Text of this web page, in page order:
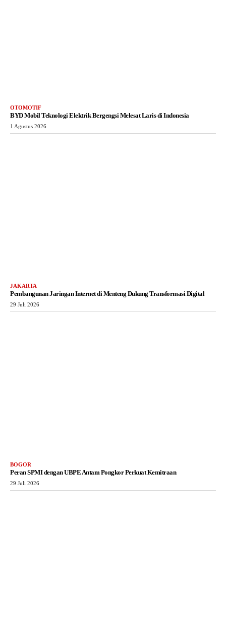
OTOMOTIF
BYD Mobil Teknologi Elektrik Bergengsi Melesat Laris di Indonesia
1 Agustus 2026
JAKARTA
Pembangunan Jaringan Internet di Menteng Dukung Transformasi Digital
29 Juli 2026
BOGOR
Peran SPMI dengan UBPE Antam Pongkor Perkuat Kemitraan
29 Juli 2026